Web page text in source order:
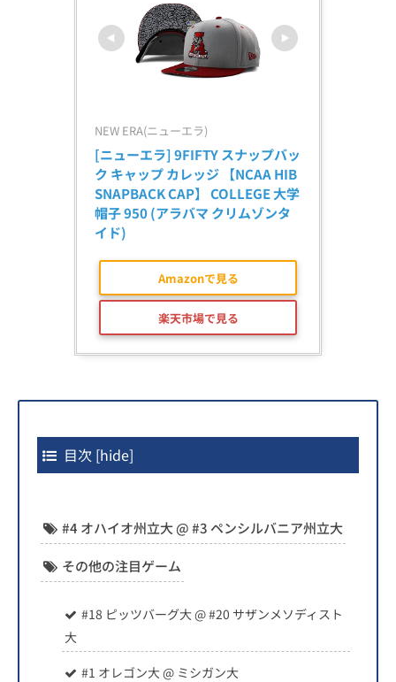
NEW ERA(ニューエラ)
[ニューエラ] 9FIFTY スナップバッ
ク キャップ カレッジ 【NCAA HIB
SNAPBACK CAP】 COLLEGE 大学
帽子 950 (アラバマ クリムゾンタ
イド)
Amazonで見る
楽天市場で見る
目次 [hide]
#4 オハイオ州立大 @ #3 ペンシルバニア州立大
その他の注目ゲーム
#18 ピッツバーグ大 @ #20 サザンメソディスト
大
#1 オレゴン大 @ ミシガン大